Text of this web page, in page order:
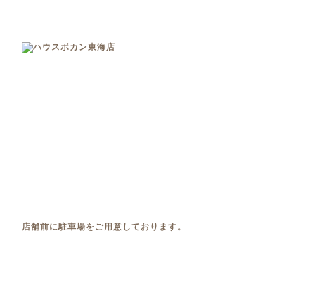
店舗前に駐車場をご用意しております。